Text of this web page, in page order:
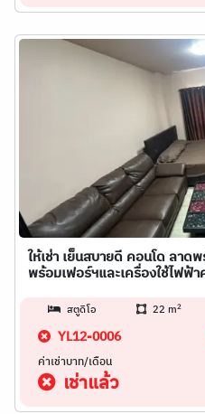
ให้เช่า เย็นสบายดี คอนโด ลา
พร้อมเฟอร์ฯและเครื่องใช้ไฟฟ้
สตูดิโอ 22 m2
YL12-0006
ค่าเช่าบาท/เดือน
เช่าแล้ว